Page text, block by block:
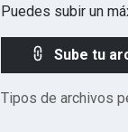
Puedes subir un
Sube tu
Tipos de archivos